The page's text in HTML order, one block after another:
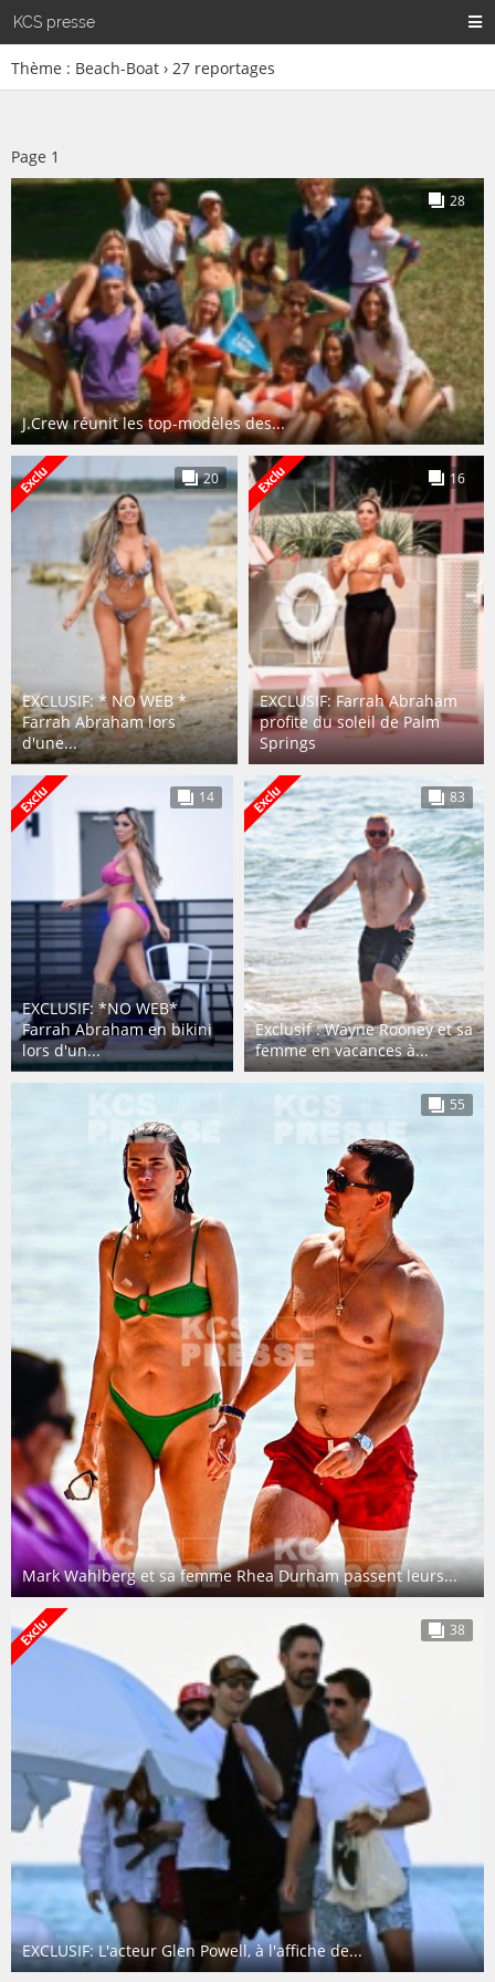
KCS presse
Thème : Beach-Boat › 27 reportages
Page 1
J.Crew réunit les top-modèles des...
28
EXCLUSIF: * NO WEB *
Farrah Abraham lors
d'une...
20
EXCLUSIF: Farrah Abraham
profite du soleil de Palm
Springs
16
EXCLUSIF: *NO WEB*
Farrah Abraham en bikini
lors d'un...
14
Exclusif : Wayne Rooney et sa
femme en vacances à...
83
Mark Wahlberg et sa femme Rhea Durham passent leurs...
55
EXCLUSIF: L'acteur Glen Powell, à l'affiche de...
38